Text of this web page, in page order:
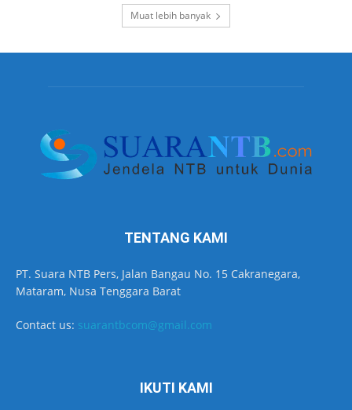
Muat lebih banyak
TENTANG KAMI
PT. Suara NTB Pers, Jalan Bangau No. 15 Cakranegara,
Mataram, Nusa Tenggara Barat
Contact us: suarantbcom@gmail.com
IKUTI KAMI